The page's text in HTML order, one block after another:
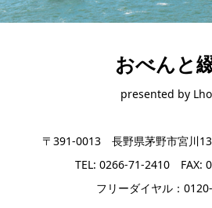
おべんと
presented by
〒391-0013 長野県茅野市宮川
TEL: 0266-71-2410 FAX:
フリーダイヤル：